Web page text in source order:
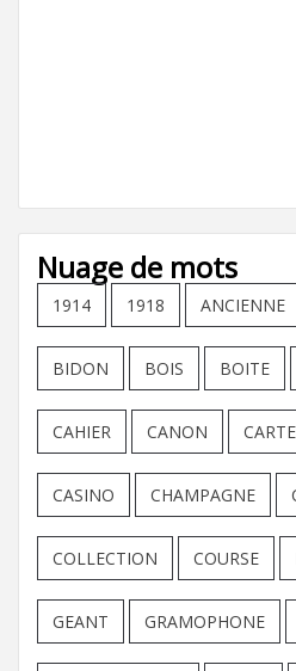
Nuage de mots
1914 1918 ANCIENNE
BIDON BOIS BOITE
CAHIER CANON CARTE
CASINO CHAMPAGNE
COLLECTION COURSE
GEANT GRAMOPHONE